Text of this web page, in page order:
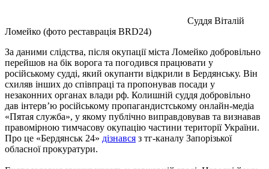
Суддя Віталій
Ломейко (фото реставрація BRD24)
За даними слідства, після окупації міста Ломейко добровільно
перейшов на бік ворога та погодився працювати у
російському судді, який окупанти відкрили в Бердянську. Він
схиляв інших до співпраці та пропонував посади у
незаконних органах влади рф. Колишній суддя добровільно
дав інтерв’ю російському пропагандистському онлайн-медіа
«Пятая служба», у якому публічно виправдовував та визнавав
правомірною тимчасову окупацію частини території України.
Про це «Бердянськ 24» дізнався з тг-каналу Запорізької
обласної прокуратури.